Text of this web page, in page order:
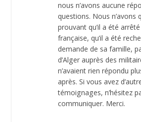
nous n’avons aucune
questions. Nous n’avons
prouvant qu’il a été arrêté
française, qu’il a été
demande de sa famille,
d’Alger auprès des
n’avaient rien répondu
après. Si vous avez
témoignages, n’hésitez
communiquer. Merci.